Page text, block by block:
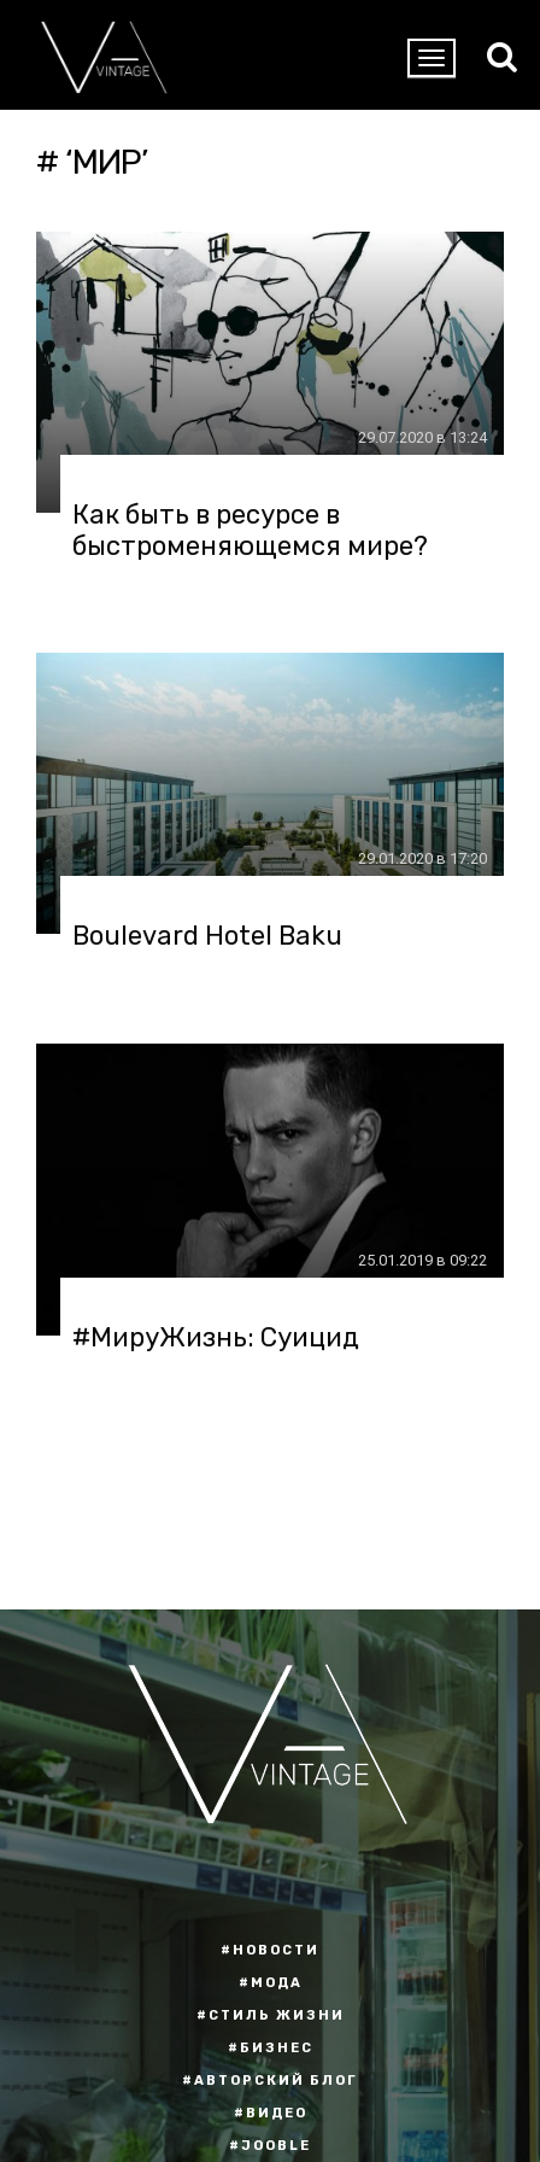
# ‘МИР’
29.07.2020 в 13:24
Как быть в ресурсе в
быстроменяющемся мире?
29.01.2020 в 17:20
Boulevard Hotel Baku
25.01.2019 в 09:22
#МируЖизнь: Суицид
#НОВОСТИ
#МОДА
#СТИЛЬ ЖИЗНИ
#БИЗНЕС
#АВТОРСКИЙ БЛОГ
#ВИДЕО
#JOOBLE